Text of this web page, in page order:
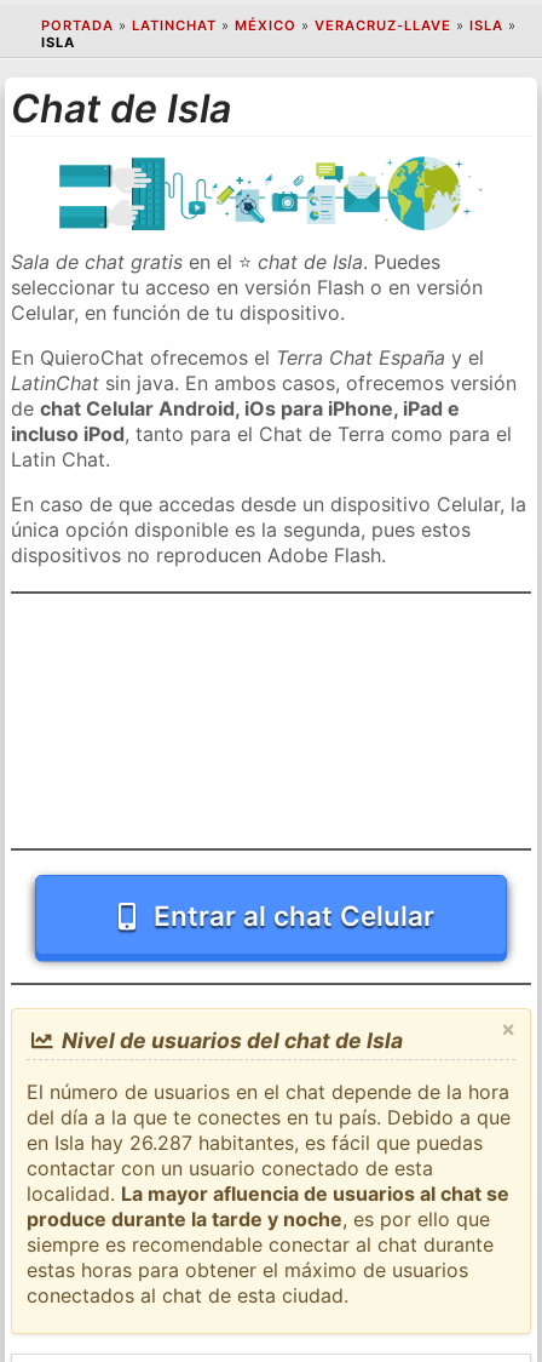
PORTADA » LATINCHAT » MÉXICO » VERACRUZ-LLAVE » ISLA »
ISLA
Chat de Isla
Sala de chat gratis en el ⭐chat de Isla. Puedes
seleccionar tu acceso en versión Flash o en versión
Celular, en función de tu dispositivo.
En QuieroChat ofrecemos el Terra Chat España y el
LatinChat sin java. En ambos casos, ofrecemos versión
dechat Celular Android, iOs para iPhone, iPad e
incluso iPod, tanto para el Chat de Terra como para el
Latin Chat.
En caso de que accedas desde un dispositivo Celular, la
única opción disponible es la segunda, pues estos
dispositivos no reproducen Adobe Flash.
Entrar al chat Celular
×
Nivel de usuarios del chat de Isla
El número de usuarios en el chat depende de la hora
del día a la que te conectes en tu país. Debido a que
en Isla hay 26.287 habitantes, es fácil que puedas
contactar con un usuario conectado de esta
localidad. La mayor afluencia de usuarios al chat se
produce durante la tarde y noche, es por ello que
siempre es recomendable conectar al chat durante
estas horas para obtener el máximo de usuarios
conectados al chat de esta ciudad.